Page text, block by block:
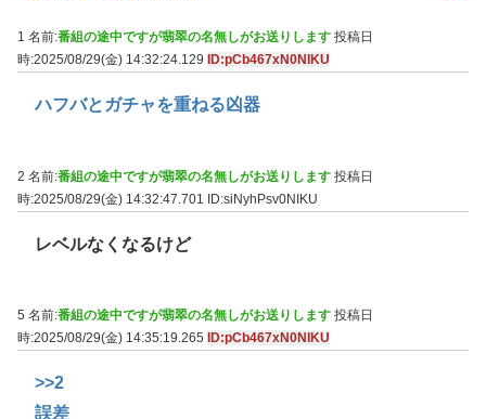
1 名前:番組の途中ですが翡翠の名無しがお送りします 投稿日
時:2025/08/29(金) 14:32:24.129
ID:pCb467xN0NIKU
ハフバとガチャを重ねる凶器
2 名前:番組の途中ですが翡翠の名無しがお送りします 投稿日
時:2025/08/29(金) 14:32:47.701 ID:siNyhPsv0NIKU
レベルなくなるけど
5 名前:番組の途中ですが翡翠の名無しがお送りします 投稿日
時:2025/08/29(金) 14:35:19.265
ID:pCb467xN0NIKU
>>2
誤差